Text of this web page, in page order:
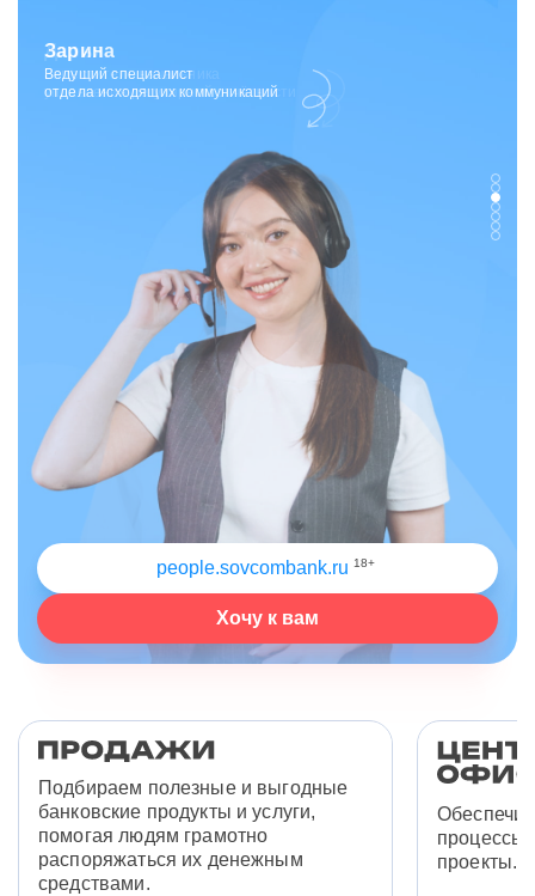
people.sovcombank.ru 18+
Хочу к вам
Зарина
Ведущий специалист
отдела исходящих коммуникаций
Подбираем полезные и выгодные
банковские продукты и услуги,
помогая людям грамотно
распоряжаться их денежным
средствами.
процессы
проекты.